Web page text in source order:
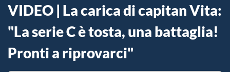
VIDEO | La carica di capitan Vita:
"La serie C è tosta, una battaglia!
Pronti a riprovarci"